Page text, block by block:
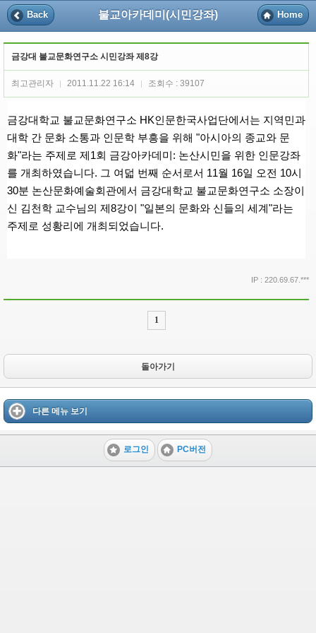
Back 불교아카데미(시민강좌) Home
금강대 불교문화연구소 시민강좌 제8강
최고관리자 2011.11.22 16:14 조회수 : 39107
금강대학교 불교문화연구소 HK인문한국사업단에서는 지역민과
대학 간 문화 소통과 인문학 부흥을 위해 "아시아의 종교와 문
화"라는 주제로 제1회 금강아카데미: 논산시민을 위한 인문강좌
를 개최하였습니다. 그 여덟 번째 순서로서 11월 16일 오전 10시
30분 논산문화예술회관에서 금강대학교 불교문화연구소 소장이
신 김천학 교수님의 제8강이 "일본의 문화와 신들의 세계 "라는
주제로 성황리에 개최되었습니다.
IP : 220.69.67.***
1
돌아가기
다른 메뉴 보기
로그인 PC버전